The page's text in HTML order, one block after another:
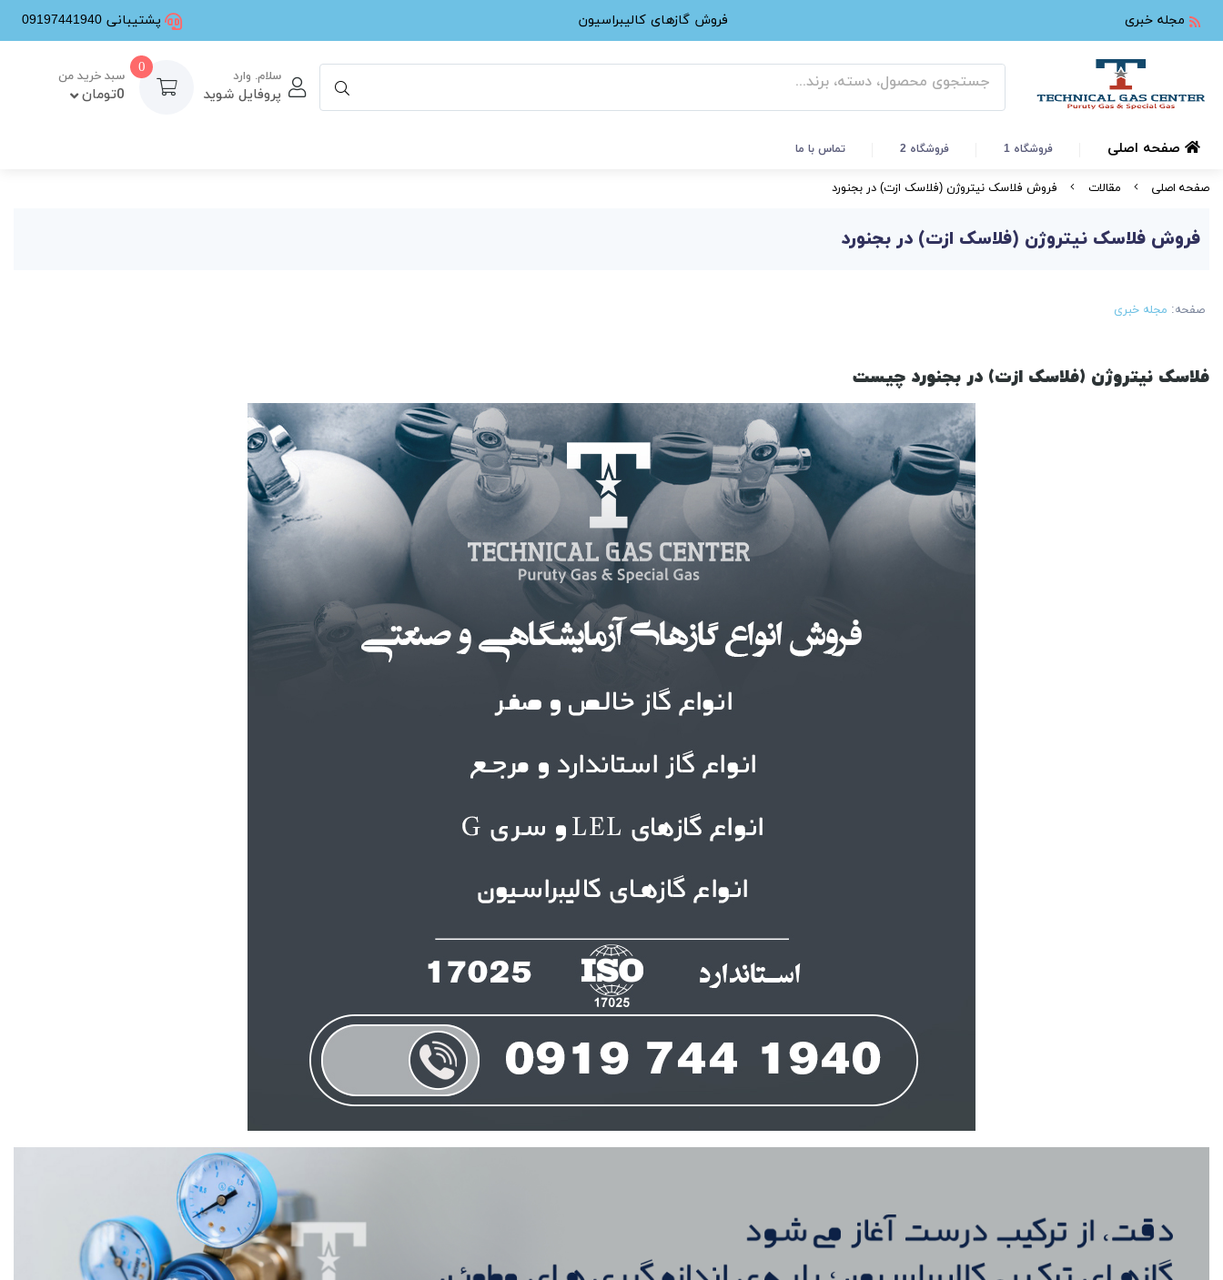
مجله خبری فروش گازهای کالیبراسیون پشتیبانی 09197441940
سلام. وارد
پروفایل شوید
0
سبد خرید من
0تومان
صفحه اصلی فروشگاه 1 فروشگاه 2 تماس با ما
صفحه اصلی مقالات فروش فلاسک نیتروژن (فلاسک ازت) در بجنورد
فروش فلاسک نیتروژن (فلاسک ازت) در بجنورد
صفحه: مجله خبری
فلاسک نیتروژن (فلاسک ازت) در بجنورد چیست